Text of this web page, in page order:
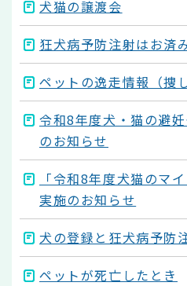
犬猫の譲渡会
狂犬病予防注射はお済
ペットの逸走情報（捜
令和8年度犬・猫の避
のお知らせ
「令和8年度犬猫のマ
実施のお知らせ
犬の登録と狂犬病予防
ペットが死亡したとき